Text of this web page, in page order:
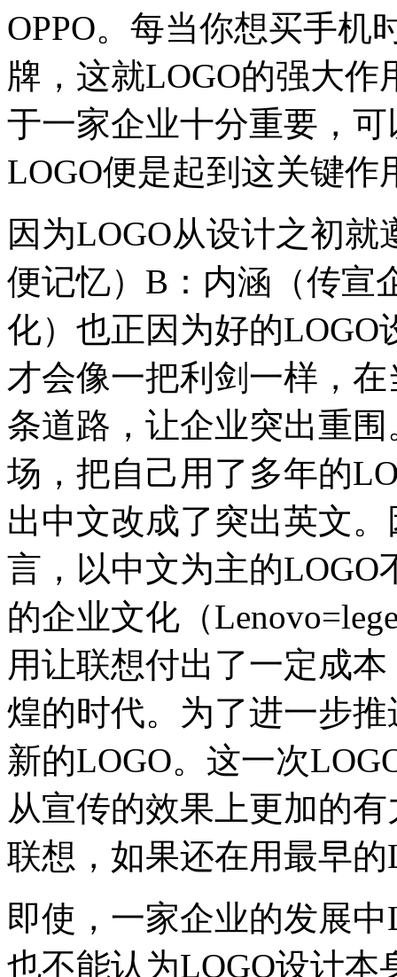
OPPO。每当你想买手机
牌，这就LOGO的强大
于一家企业十分重要，
LOGO便是起到这关键作
因为LOGO从设计之初
便记忆）B：内涵（传宣
化）也正因为好的
才会像一把利剑一样，
条道路，让企业突出重
场，把自己用了多年的
出中文改成了突出英文
言，以中文为主的
的企业文化（
用让联想付出了一定成
煌的时代。为了进一步
新的LOGO。这一次
从宣传的效果上更加的
联想，如果还在用最早
即使，一家企业的发展
也不能认为LOGO设计